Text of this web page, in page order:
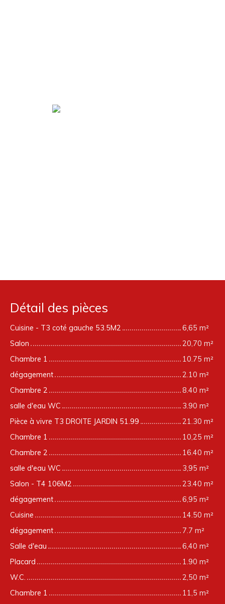
Détail des pièces
Cuisine - T3 coté gauche 53.5M2
6,65 m²
Salon
20,70 m²
Chambre 1
10.75 m²
dégagement
2.10 m²
Chambre 2
8.40 m²
salle d'eau WC
3.90 m²
Pièce à vivre T3 DROITE JARDIN 51.99
21.30 m²
Chambre 1
10,25 m²
Chambre 2
16.40 m²
salle d'eau WC
3,95 m²
Salon - T4 106M2
23.40 m²
dégagement
6,95 m²
Cuisine
14.50 m²
dégagement
7.7 m²
Salle d'eau
6,40 m²
Placard
1.90 m²
W.C.
2,50 m²
Chambre 1
11,5 m²